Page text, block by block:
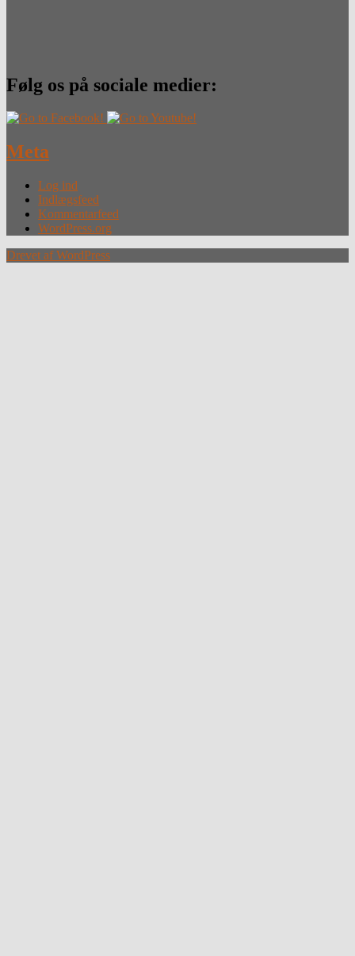
Følg os på sociale medier:
Meta
Log ind
Indlægsfeed
Kommentarfeed
WordPress.org
Drevet af WordPress